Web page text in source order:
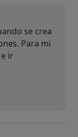
se crea
Para mi
ir